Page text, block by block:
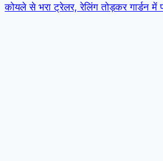
कोयले से भरा ट्रेलर, रेलिंग तोड़कर गार्डन में